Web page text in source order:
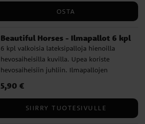
OSTA
Beautiful Horses - Ilmapallot 6 kpl
6 kpl valkoisia lateksipalloja hienoilla
hevosaiheisilla kuvilla. Upea koriste
hevosaiheisiin juhliin. Ilmapallojen
täyttää ilmalla tai heliumilla.
Hinta :5,90 €
5,90 €
SIIRRY TUOTESIVULLE